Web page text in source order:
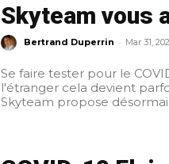
Skyteam vous
Bertrand Duperrin - Mar 31,
Se faire tester pour le
l'étranger cela devient
Skyteam propose